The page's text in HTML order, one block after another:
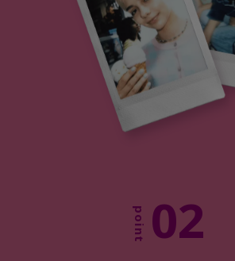
point 02